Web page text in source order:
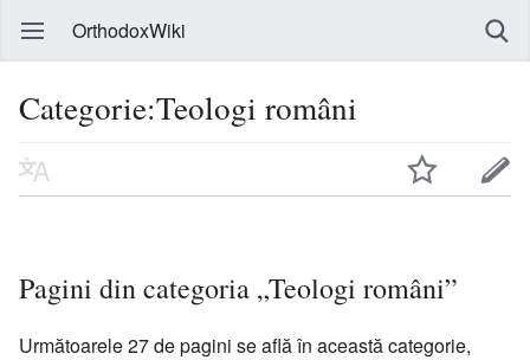
OrthodoxWiki
Categorie:Teologi români
Pagini din categoria „Teologi români”
Următoarele 27 de pagini se află în această categorie,